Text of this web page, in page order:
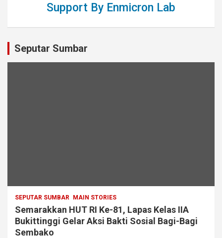
Support By Enmicron Lab
Seputar Sumbar
SEPUTAR SUMBAR MAIN STORIES
Semarakkan HUT RI Ke-81, Lapas Kelas IIA
Bukittinggi Gelar Aksi Bakti Sosial Bagi-Bagi
Sembako